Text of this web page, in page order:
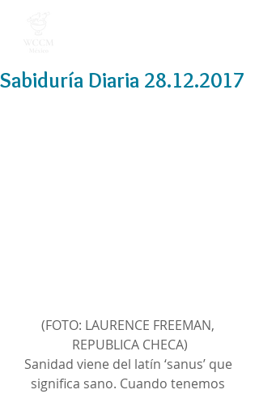
Sabiduría Diaria 28.12.2017
(FOTO: LAURENCE FREEMAN,
REPUBLICA CHECA)
Sanidad viene del latín ‘sanus’ que
significa sano. Cuando tenemos